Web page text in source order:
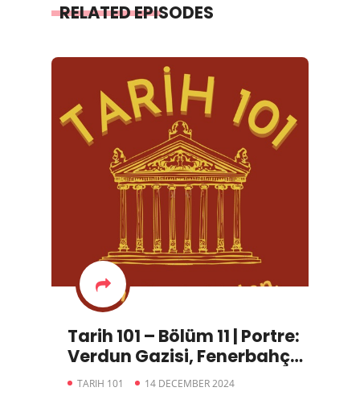
RELATED EPISODES
Tarih 101 – Bölüm 11 | Portre:
Verdun Gazisi, Fenerbahçe
Başkanı, Osmanlı
TARIH 101 14 DECEMBER 2024